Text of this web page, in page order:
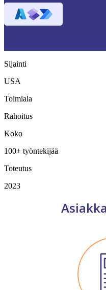
Sijainti
USA
Toimiala
Rahoitus
Koko
100+ työntekijää
Toteutus
2023